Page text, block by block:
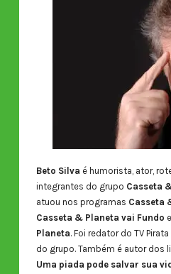
Beto Silva é humorista, ator,
integrantes do grupo Casseta
atuou nos programas Casseta
Casseta & Planeta vai Fundo e
Planeta. Foi redator do TV
do grupo. Também é autor dos
Uma piada pode salvar sua